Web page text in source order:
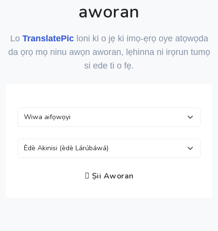
aworan
Lo TranslatePicloni ki o jẹ ki imọ-ẹrọ oye atọwọda
da ọrọ mọ ninu awọn aworan, lẹhinna ni irọrun tumọ
si ede ti o fẹ.
Ṣii Aworan